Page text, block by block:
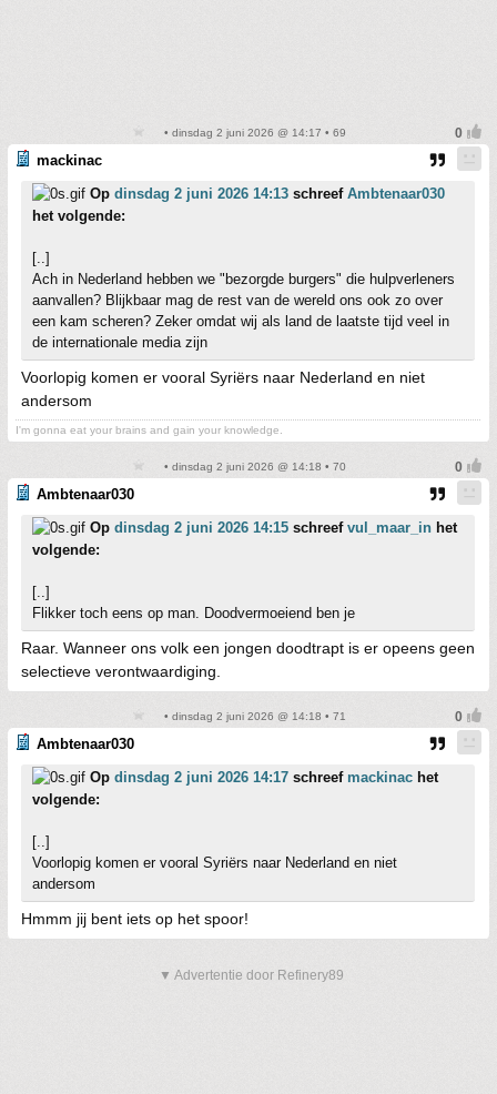
• dinsdag 2 juni 2026 @ 14:17 • 69
mackinac
Op dinsdag 2 juni 2026 14:13 schreef Ambtenaar030
het volgende:
[..]
Ach in Nederland hebben we "bezorgde burgers" die hulpverleners
aanvallen? Blijkbaar mag de rest van de wereld ons ook zo over
een kam scheren? Zeker omdat wij als land de laatste tijd veel in
de internationale media zijn
Voorlopig komen er vooral Syriërs naar Nederland en niet
andersom
I'm gonna eat your brains and gain your knowledge.
• dinsdag 2 juni 2026 @ 14:18 • 70
Ambtenaar030
Op dinsdag 2 juni 2026 14:15 schreef vul_maar_in het
volgende:
[..]
Flikker toch eens op man. Doodvermoeiend ben je
Raar. Wanneer ons volk een jongen doodtrapt is er opeens geen
selectieve verontwaardiging.
• dinsdag 2 juni 2026 @ 14:18 • 71
Ambtenaar030
Op dinsdag 2 juni 2026 14:17 schreef mackinac het
volgende:
[..]
Voorlopig komen er vooral Syriërs naar Nederland en niet
andersom
Hmmm jij bent iets op het spoor!
▼ Advertentie door Refinery89